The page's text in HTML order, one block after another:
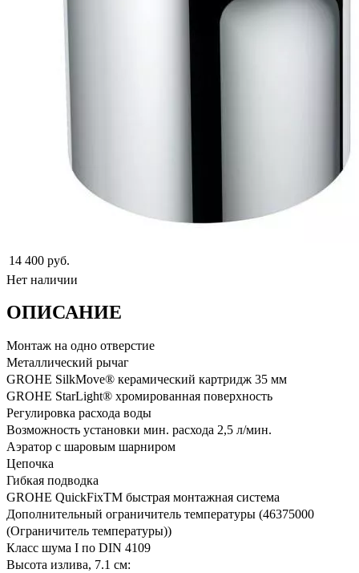
14 400 руб.
Нет наличии
ОПИСАНИЕ
Монтаж на одно отверстие
Металлический рычаг
GROHE SilkMove® керамический картридж 35 мм
GROHE StarLight® хромированная поверхность
Регулировка расхода воды
Возможность установки мин. расхода 2,5 л/мин.
Аэратор с шаровым шарниром
Цепочка
Гибкая подводка
GROHE QuickFixTM быстрая монтажная система
Дополнительный ограничитель температуры (46375000
(Ограничитель температуры))
Класс шума I по DIN 4109
Высота излива, 7.1 см: